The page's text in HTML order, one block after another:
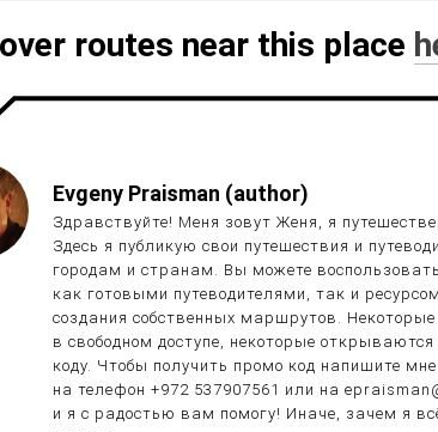
routes near this place
Evgeny Praisman (author)
Здравствуйте! Меня зовут Женя, я
Здесь я публикую свои путешествия и
городам и странам. Вы можете
как готовыми путеводителями, так и
создания собственных маршрутов. Некоторые
в свободном доступе, некоторые
коду. Чтобы получить промо код напишите мне
на телефон +972 537907561 или на
и я с радостью вам помогу! Иначе, зачем я